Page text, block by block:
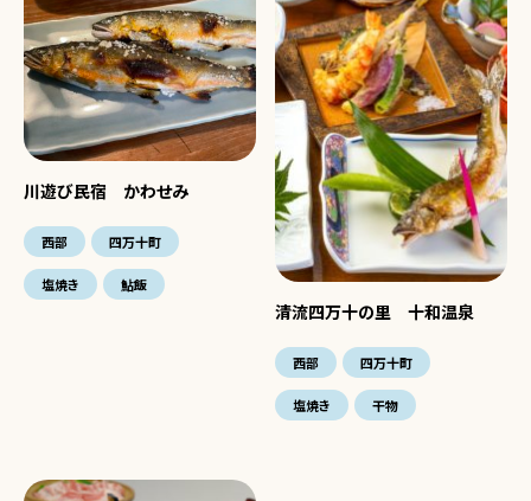
川遊び民宿 かわせみ
西部 四万十町
塩焼き 鮎飯
清流四万十の里 十和温泉
西部 四万十町
塩焼き 干物